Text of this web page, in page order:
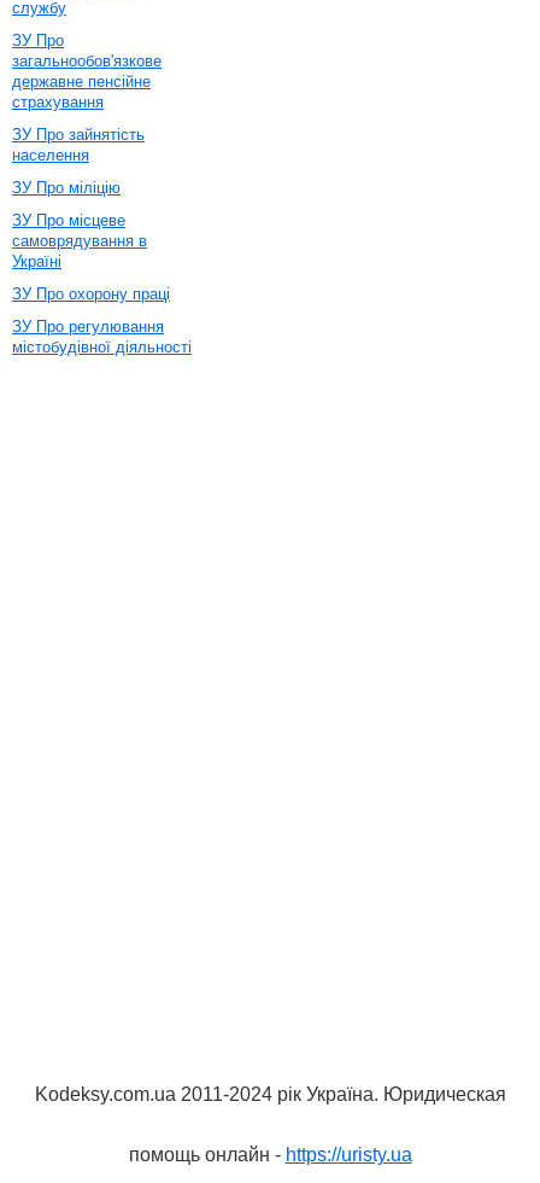
службу
ЗУ Про
загальнообов'язкове
державне пенсійне
страхування
ЗУ Про зайнятість
населення
ЗУ Про міліцію
ЗУ Про місцеве
самоврядування в
Україні
ЗУ Про охорону праці
ЗУ Про регулювання
містобудівної діяльності
Kodeksy.com.ua 2011-2024 рік Україна. Юридическая
помощь онлайн - https://uristy.ua